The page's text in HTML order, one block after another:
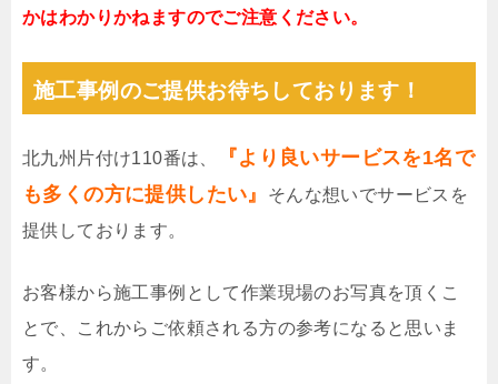
かはわかりかねますのでご注意ください。
施工事例のご提供お待ちしております！
北九州片付け110番は、
『より良いサービスを1名で
も多くの方に提供したい』
そんな想いでサービスを
提供しております。
お客様から施工事例として作業現場のお写真を頂くこ
とで、これからご依頼される方の参考になると思いま
す。